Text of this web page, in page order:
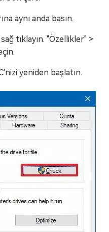
aynı anda basın.
tıklayın. "Özellikler" >
yeniden başlatın.